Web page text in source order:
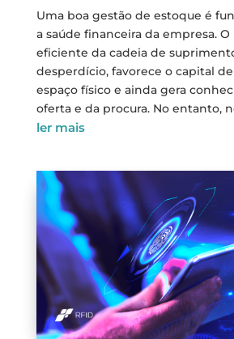
Uma boa gestão de estoque é
a saúde financeira da empresa.
eficiente da cadeia de
desperdício, favorece o capital
espaço físico e ainda gera
oferta e da procura. No entanto,
ler mais